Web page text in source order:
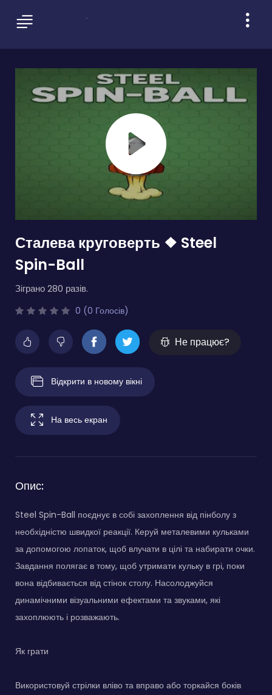
Сталева круговерть ❖ Steel
Spin-Ball
Зіграно 280 разів.
0 (0 Голосів)
Не працює?
Відкрити в новому вікні
На весь екран
Опис:
Steel Spin-Ball поєднує в собі захоплення від пінболу з
необхідністю швидкої реакції. Керуй металевими кульками
за допомогою лопаток, щоб влучати в цілі та набирати очки.
Завдання полягає в тому, щоб утримати кульку в грі, поки
вона відбивається від стінок столу. Насолоджуйся
динамічними візуальними ефектами та звуками, які
захоплюють і розважають.
Як грати
Використовуй стрілки вліво та вправо або торкайся боків